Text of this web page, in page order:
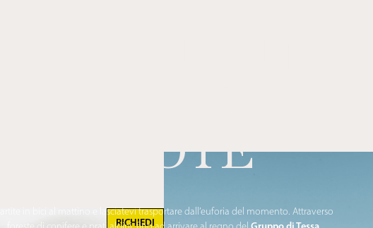
RUOTE
Partite in bici al mattino e lasciatevi trasportare dall’euforia del momento. Attraverso
RICHIEDI